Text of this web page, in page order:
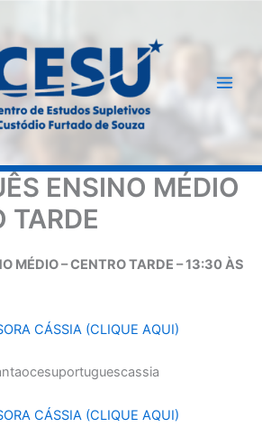
ENSINO MÉDIO
TARDE
MÉDIO – CENTRO TARDE – 13:30 ÀS
CÁSSIA (CLIQUE AQUI)
CÁSSIA (CLIQUE AQUI)